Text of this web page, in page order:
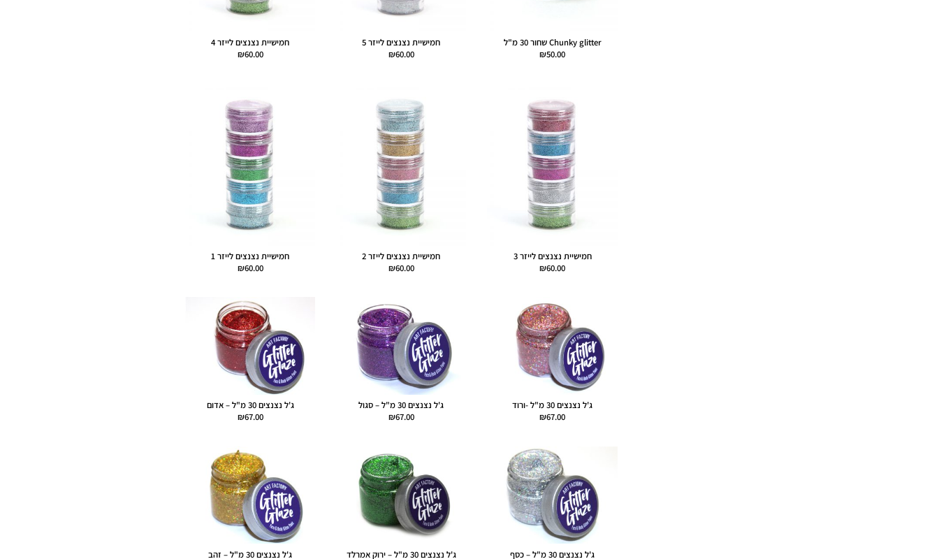
Chunky glitter שחור 30 מ"ל
₪50.00
חמישיית נצנצים לייזר 5
₪60.00
חמישיית נצנצים לייזר 4
₪60.00
חמישיית נצנצים לייזר 3
₪60.00
חמישיית נצנצים לייזר 2
₪60.00
חמישיית נצנצים לייזר 1
₪60.00
ג'ל נצנצים 30 מ"ל -ורוד
₪67.00
ג'ל נצנצים 30 מ"ל – סגול
₪67.00
ג'ל נצנצים 30 מ"ל – אדום
₪67.00
ג'ל נצנצים 30 מ"ל – כסף
ג'ל נצנצים 30 מ"ל – ירוק אמרלד
ג'ל נצנצים 30 מ"ל – זהב